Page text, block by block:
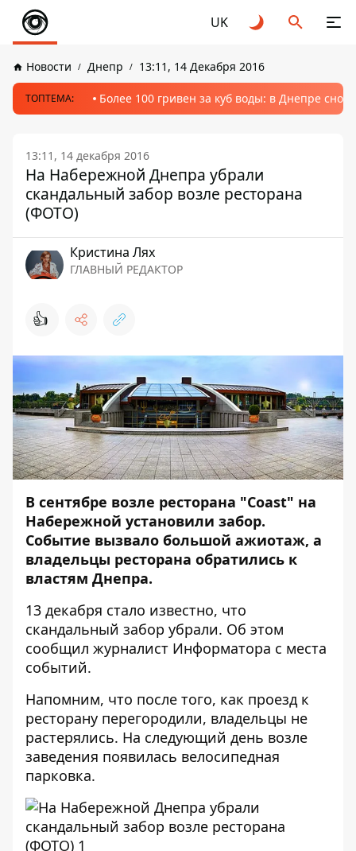
UK
Новости Днепр 13:11, 14 Декабря 2016
ТОПТЕМА: Более 100 гривен за куб воды: в Днепре
13:11, 14 декабря 2016
На Набережной Днепра убрали
скандальный забор возле ресторана
(ФОТО)
Кристина Лях
ГЛАВНЫЙ РЕДАКТОР
👍
В сентябре возле ресторана "Coast" на
Набережной установили забор.
Событие вызвало большой ажиотаж, а
владельцы ресторана обратились к
властям Днепра.
13 декабря стало известно, что
скандальный забор убрали. Об этом
сообщил журналист Информатора с места
событий.
Напомним, что после того, как проезд к
ресторану перегородили, владельцы не
растерялись. На следующий день возле
заведения появилась велосипедная
парковка.